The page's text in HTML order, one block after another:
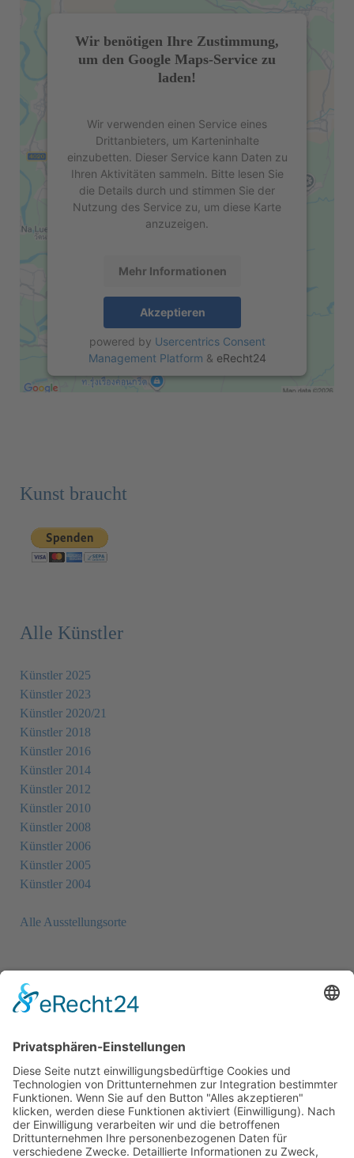
Wir benötigen Ihre Zustimmung,
um den Google Maps-Service zu
laden!
Wir verwenden einen Service eines
Drittanbieters, um Karteninhalte
einzubetten. Dieser Service kann Daten zu
Ihren Aktivitäten sammeln. Bitte lesen Sie
die Details durch und stimmen Sie der
Nutzung des Service zu, um diese Karte
anzuzeigen.
Mehr Informationen
Akzeptieren
powered by Usercentrics Consent
Management Platform & eRecht24
Kunst braucht
Alle Künstler
Künstler 2025
Künstler 2023
Künstler 2020/21
Künstler 2018
Künstler 2016
Künstler 2014
Künstler 2012
Künstler 2010
Künstler 2008
Künstler 2006
Künstler 2005
Künstler 2004
Alle Ausstellungsorte
Newsletter
Sie möchten unseren Newsletter erhalten?
Schreiben Sie einfach eine Mail an:
newsletter@bewegter-wind.de